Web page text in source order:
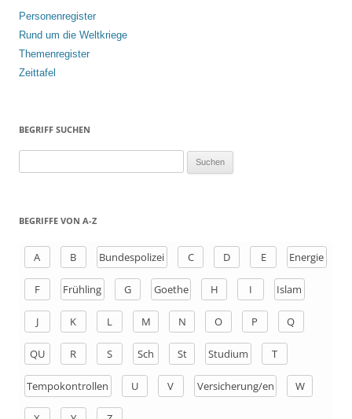
Personenregister
Rund um die Weltkriege
Themenregister
Zeittafel
BEGRIFF SUCHEN
h
BEGRIFFE VON A-Z
A B Bundespolizei C D E Energie
F Frühling G Goethe H I Islam
J K L M N O P Q
QU R S Sch St Studium T
Tempokontrollen U V Versicherung/en W